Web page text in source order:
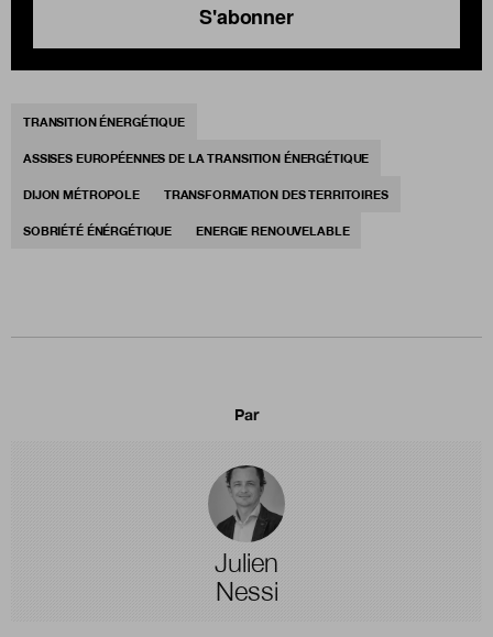
S'abonner
TRANSITION ÉNERGÉTIQUE
ASSISES EUROPÉENNES DE LA TRANSITION ÉNERGÉTIQUE
DIJON MÉTROPOLE TRANSFORMATION DES TERRITOIRES
SOBRIÉTÉ ÉNÉRGÉTIQUE ENERGIE RENOUVELABLE
Par
Julien
Nessi